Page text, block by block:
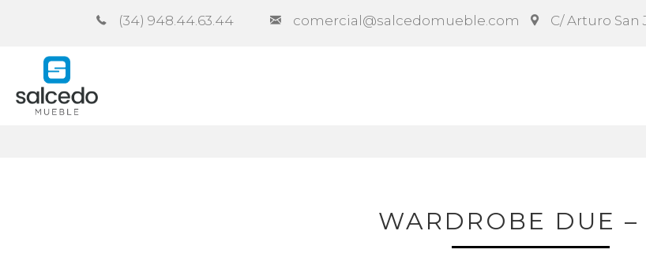
(34) 948.44.63.44 comercial@salcedomueble.com C/ Arturo San
WARDROBE DUE